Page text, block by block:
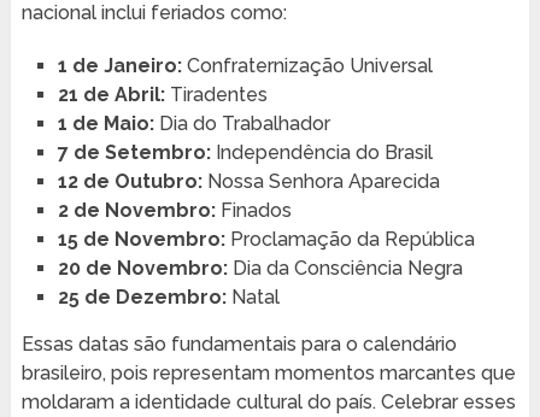
nacional inclui feriados como:
1 de Janeiro:Confraternização Universal
21 de Abril:Tiradentes
1 de Maio:Dia do Trabalhador
7 de Setembro:Independência do Brasil
12 de Outubro:Nossa Senhora Aparecida
2 de Novembro:Finados
15 de Novembro:Proclamação da República
20 de Novembro:Dia da Consciência Negra
25 de Dezembro:Natal
Essas datas são fundamentais para o calendário
brasileiro, pois representam momentos marcantes que
moldaram a identidade cultural do país. Celebrar esses